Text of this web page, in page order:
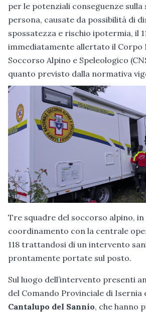
per le potenziali conseguenze sulla
persona, causate da possibilità di
spossatezza e rischio ipotermia, il
immediatamente allertato il Corpo
Soccorso Alpino e Speleologico
quanto previsto dalla normativa
Tre squadre del soccorso alpino,
coordinamento con la centrale
118 trattandosi di un intervento
prontamente portate sul posto.
Sul luogo dell’intervento presenti
del Comando Provinciale di Isernia
Cantalupo del Sannio, che hanno